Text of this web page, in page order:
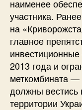
наименее
участника.
на
главное
2013 года и
меткомбината —
должны вестись
территории